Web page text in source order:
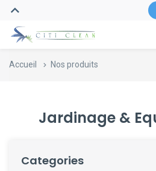
Accueil Nos produits
Jardinage &
Categories